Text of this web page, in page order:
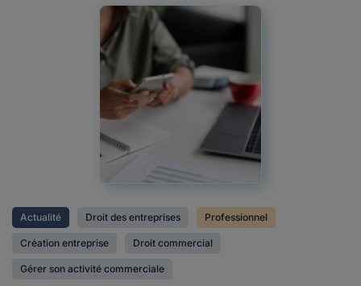
Actualité Droit des entreprises Professionnel
Création entreprise Droit commercial
Gérer son activité commerciale